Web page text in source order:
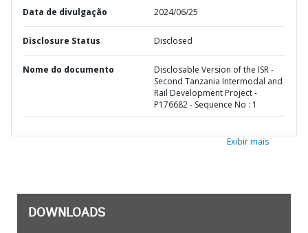
Data de divulgação 2024/06/25
Disclosure Status Disclosed
Nome do documento
Disclosable Version of the ISR -
Second Tanzania Intermodal and
Rail Development Project -
P176682 - Sequence No : 1
Exibir mais
DOWNLOADS